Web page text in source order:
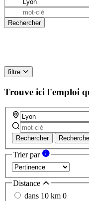
filtre
Trouve ici l'emploi
Rechercher
Trier par
Distance
dans 10 km 0